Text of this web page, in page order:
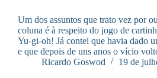
Um dos assuntos que trato vez por
coluna é à respeito do jogo de
Yu-gi-oh! Já contei que havia dado
e que depois de uns anos o vício
Ricardo Goswod
19 de